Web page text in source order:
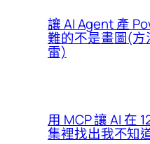
讓 AI Agent 產
難的不是畫圖(方
雷)
用 MCP 讓 AI 在
集裡找出我不知